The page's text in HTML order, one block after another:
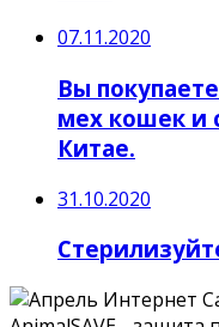
07.11.2020
Вы
мех кошек и
Китае.
31.10.2020